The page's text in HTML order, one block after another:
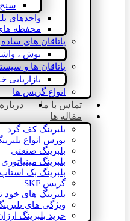
سنج
واحدهای
محفظه
یاتاقان های ساده
بوش ،
یاتاقان ها و
بازاریابی
انواع گریس ها
تماس با ما
مقاله ها
بلبرینگ کف گرد
بورس انواع
بلبرینگ صنعتی
بلبرینگ مینیاتوری
بلبرینگ بک استاپ
گریس SKF
بلبرینگ های خود
ویژگی های
خرید بلبرینگ